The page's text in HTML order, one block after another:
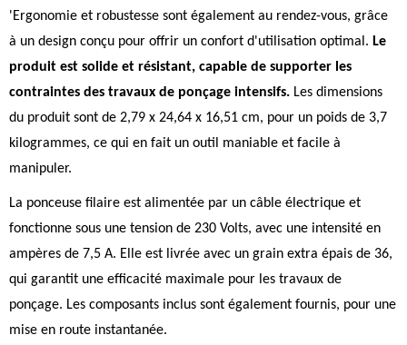
'Ergonomie et robustesse sont également au rendez-vous, grâce
à un design conçu pour offrir un confort d'utilisation optimal. Le
produit est solide et résistant, capable de supporter les
contraintes des travaux de ponçage intensifs. Les dimensions
du produit sont de 2,79 x 24,64 x 16,51 cm, pour un poids de 3,7
kilogrammes, ce qui en fait un outil maniable et facile à
manipuler.
La ponceuse filaire est alimentée par un câble électrique et
fonctionne sous une tension de 230 Volts, avec une intensité en
ampères de 7,5 A. Elle est livrée avec un grain extra épais de 36,
qui garantit une efficacité maximale pour les travaux de
ponçage. Les composants inclus sont également fournis, pour une
mise en route instantanée.